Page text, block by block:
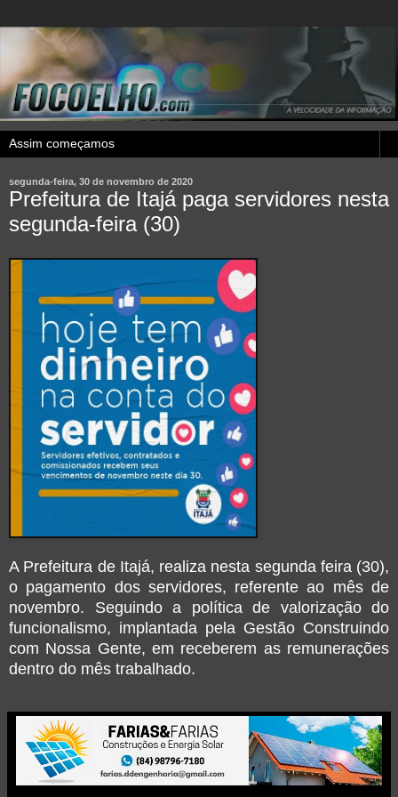
segunda-feira, 30 de novembro de 2020
Prefeitura de Itajá paga servidores nesta
segunda-feira (30)
A Prefeitura de Itajá, realiza nesta segunda feira (30),
o pagamento dos servidores, referente ao mês de
novembro. Seguindo a política de valorização do
funcionalismo, implantada pela Gestão Construindo
com Nossa Gente, em receberem as remunerações
dentro do mês trabalhado.